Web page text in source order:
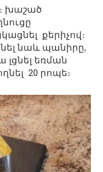
խաշած
քերիչով։
նաև պանիրը,
եռման
20 րոպե։